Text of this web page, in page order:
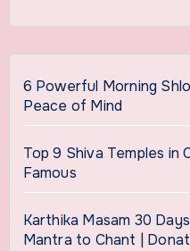
6 Powerful Morning
Peace of Mind
Top 9 Shiva Temples in
Famous
Karthika Masam 30
Mantra to Chant |